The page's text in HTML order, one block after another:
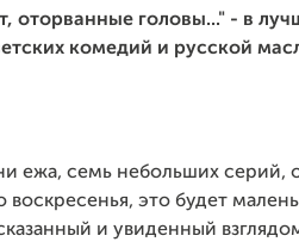
оторванные головы..." - в
комедий и русской
ежа, семь небольших серий,
воскресенья, это будет
и увиденный